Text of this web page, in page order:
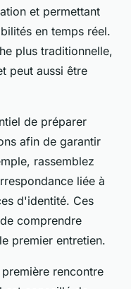
et permettant
en temps réel.
plus traditionnelle,
peut aussi être
de préparer
afin de garantir
rassemblez
liée à
d'identité. Ces
comprendre
premier entretien.
rencontre